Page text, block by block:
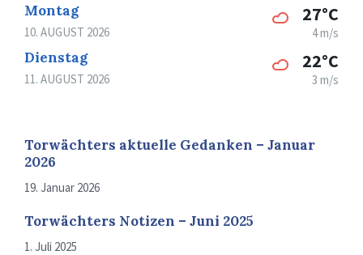
Montag
10. AUGUST 2026
27°C
4 m/s
Dienstag
11. AUGUST 2026
22°C
3 m/s
Torwächters aktuelle Gedanken – Januar
2026
19. Januar 2026
Torwächters Notizen – Juni 2025
1. Juli 2025